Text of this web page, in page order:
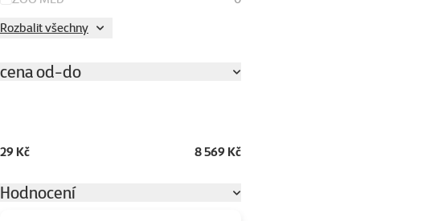
Rozbalit všechny
cena od-do
29 Kč 8 569 Kč
Hodnocení